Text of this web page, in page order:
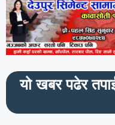
यो खबर पढेर